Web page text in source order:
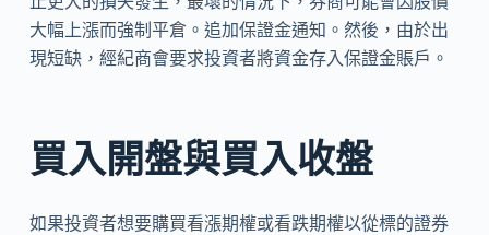
大幅上漲而強制平倉。追加保證金通知。然後，由於出
現短缺，經紀商會要求投資者將資金存入保證金賬戶。
買入開盤與買入收盤
如果投資者想要購買看漲期權或看跌期權以從標的證券